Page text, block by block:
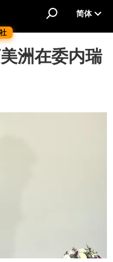
简体
洲在委内瑞